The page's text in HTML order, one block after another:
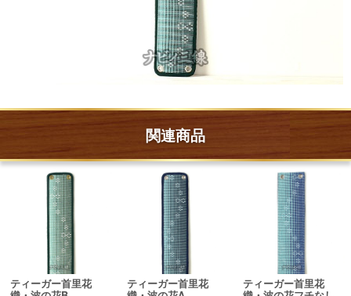
関連商品
ティーガー首里花
ティーガー首里花
ティーガー首里花